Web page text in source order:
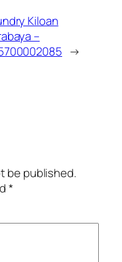
Kiloan
–
→
be published.
*